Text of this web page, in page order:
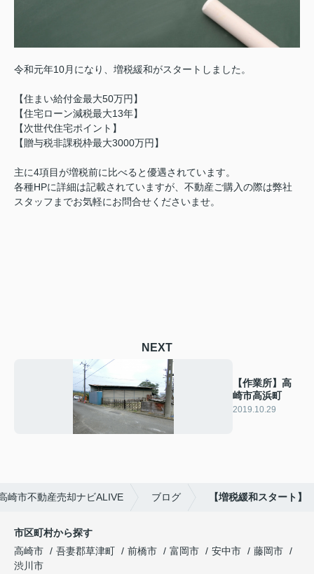
令和元年10月になり、増税緩和がスタートしました。
【住まい給付金最大50万円】
【住宅ローン減税最大13年】
【次世代住宅ポイント】
【贈与税非課税枠最大3000万円】
主に4項目が増税前に比べると優遇されています。
各種HPに詳細は記載されていますが、不動産ご購入の際は弊社
スタッフまでお気軽にお問合せくださいませ。
NEXT
【作業所】高
崎市高浜町
2019.10.29
崎市不動産売却ナビALIVE ブログ 【増税緩和スタート】
市区町村から探す
高崎市
吾妻郡草津町 前橋市 富岡市 安中市
藤岡市
渋川市